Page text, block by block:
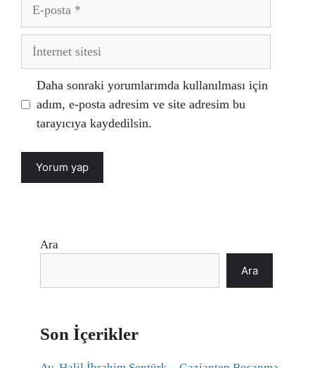
posta
İnternet
Daha sonraki yorumlarımda kullanılması için
adım, e-posta adresim ve site adresim bu
tarayıcıya kaydedilsin.
Ara
Ara
Son İçerikler